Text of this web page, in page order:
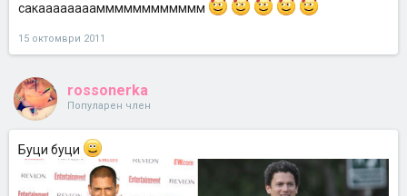
сакаааааааамммммммммммм
15 октомври 2011
rossonerka
Популарен член
Буци буци